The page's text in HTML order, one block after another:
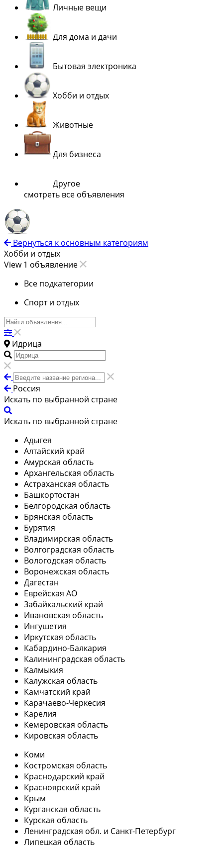
Личные вещи
Для дома и дачи
Бытовая электроника
Хобби и отдых
Животные
Для бизнеса
Другое
смотреть все объявления
Вернуться к основным категориям
Хобби и отдых
View 1 объявление
Все подкатегории
Спорт и отдых
Идрица
Россия
Искать по выбранной стране
Искать по выбранной стране
Адыгея
Алтайский край
Амурская область
Архангельская область
Астраханская область
Башкортостан
Белгородская область
Брянская область
Бурятия
Владимирская область
Волгоградская область
Вологодская область
Воронежская область
Дагестан
Еврейская АО
Забайкальский край
Ивановская область
Ингушетия
Иркутская область
Кабардино-Балкария
Калининградская область
Калмыкия
Калужская область
Камчатский край
Карачаево-Черкесия
Карелия
Кемеровская область
Кировская область
Коми
Костромская область
Краснодарский край
Красноярский край
Крым
Курганская область
Курская область
Ленинградская обл. и Санкт-Петербург
Липецкая область